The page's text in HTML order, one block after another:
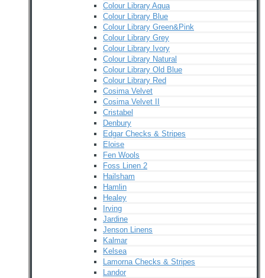
Colour Library Aqua
Colour Library Blue
Colour Library Green&Pink
Colour Library Grey
Colour Library Ivory
Colour Library Natural
Colour Library Old Blue
Colour Library Red
Cosima Velvet
Cosima Velvet II
Cristabel
Denbury
Edgar Checks & Stripes
Eloise
Fen Wools
Foss Linen 2
Hailsham
Hamlin
Healey
Irving
Jardine
Jenson Linens
Kalmar
Kelsea
Lamorna Checks & Stripes
Landor